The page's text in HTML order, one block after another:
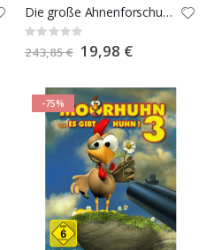
Die große Ahnenforschungs-Suite 2021
Rating:
0%
243,85 € Special
Price
19,98 €
-75%